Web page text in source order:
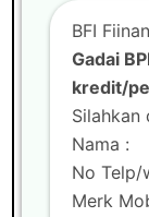
Situs
BFI
Gadai
kredit/
Silahkan
Nama :
No Telp/
Merk